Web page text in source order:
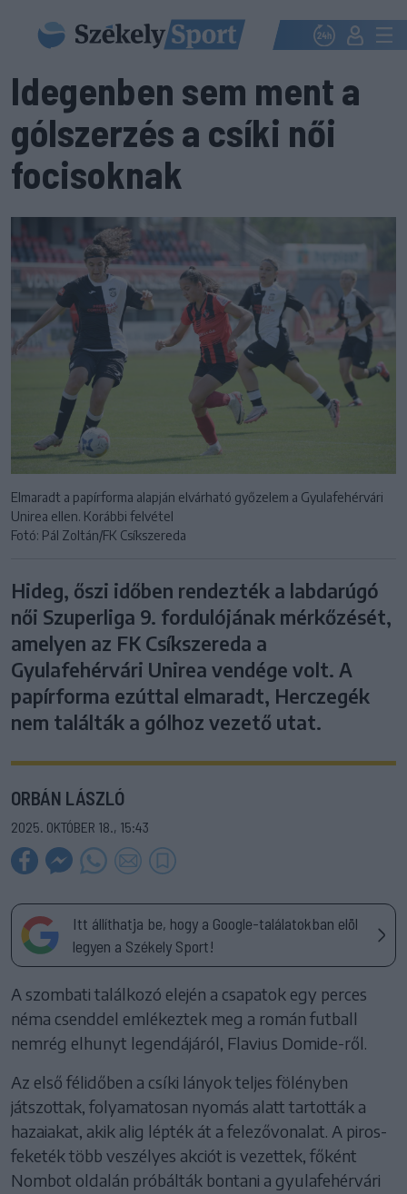
Idegenben sem ment a
gólszerzés a csíki női
focisoknak
Elmaradt a papírforma alapján elvárható győzelem a Gyulafehérvári
Unirea ellen. Korábbi felvétel
Fotó: Pál Zoltán/FK Csíkszereda
Hideg, őszi időben rendezték a labdarúgó
női Szuperliga 9. fordulójának mérkőzését,
amelyen az FK Csíkszereda a
Gyulafehérvári Unirea vendége volt. A
papírforma ezúttal elmaradt, Herczegék
nem találták a gólhoz vezető utat.
ORBÁN LÁSZLÓ
2025. OKTÓBER 18., 15:43
Itt állíthatja be, hogy a Google-találatokban elöl
legyen a Székely Sport!
A szombati találkozó elején a csapatok egy perces
néma csenddel emlékeztek meg a román futball
nemrég elhunyt legendájáról, Flavius Domide-ről.
Az első félidőben a csíki lányok teljes fölényben
játszottak, folyamatosan nyomás alatt tartották a
hazaiakat, akik alig lépték át a felezővonalat. A piros-
feketék több veszélyes akciót is vezettek, főként
Nombot oldalán próbálták bontani a gyulafehérvári